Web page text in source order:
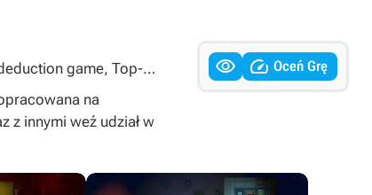
game, Top-
na
z innymi weź udział w
  Oceń Grę